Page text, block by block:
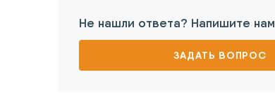
Не нашли ответа? Напишите нам
ЗАДАТЬ ВОПРОС